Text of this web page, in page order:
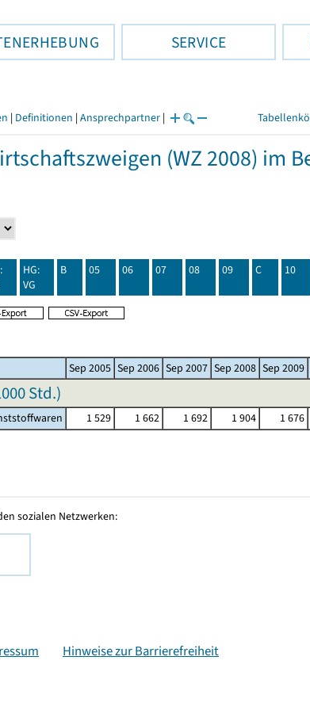
SERVICE
| Definitionen | Ansprechpartner |
(WZ 2008) im
HG:
VG
B 05 06 07 08 09 C 10
Sep 2005 Sep 2006 Sep 2007 Sep 2008 Sep 2009
Std.)
1 529 1 662 1 692 1 904 1 676
sozialen Netzwerken:
Hinweise zur Barrierefreiheit